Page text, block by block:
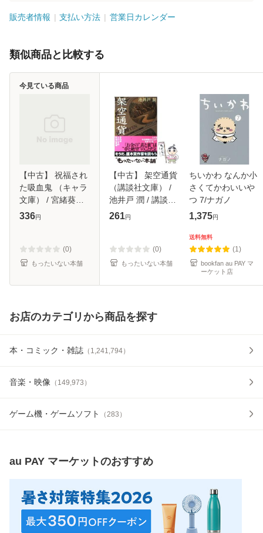
販売者情報 支払い方法 営業日カレンダー
類似商品と比較する
【中古】 祝福され
た吸血鬼 （キャラ
文庫） / 宮緒葵、
Ciel / 徳間書店 [文
336円
(0)
もったいない本舗
今見ている商品
【中古】 架空通貨
（講談社文庫） /
池井戸 潤 / 講談社
[文庫]【メール便送
261円
(0)
もったいない本舗
ちいかわ なんか小
さくてかわいいや
つ 7/ナガノ
1,375円
送料無料
(1)
bookfan au PAY マ
ーケット店
お店のカテゴリから商品を探す
本・コミック・雑誌 （ 1,241,794）
音楽・映像 （ 149,973 ）
ゲーム機・ゲームソフト （283 ）
au PAY マーケットのおすすめ